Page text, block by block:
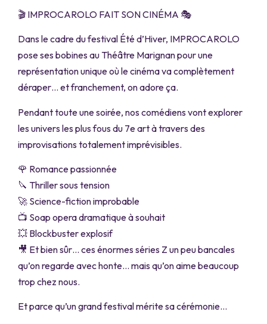
🎬 IMPROCAROLO FAIT SON CINÉMA 🎭
Dans le cadre du festival Été d’Hiver, IMPROCAROLO
pose ses bobines au Théâtre Marignan pour une
représentation unique où le cinéma va complètement
déraper… et franchement, on adore ça.
Pendant toute une soirée, nos comédiens vont explorer
les univers les plus fous du 7e art à travers des
improvisations totalement imprévisibles.
🌹 Romance passionnée
🔪 Thriller sous tension
🚀 Science-fiction improbable
📺 Soap opera dramatique à souhait
💥 Blockbuster explosif
🎥 Et bien sûr… ces énormes séries Z un peu bancales
qu’on regarde avec honte… mais qu’on aime beaucoup
trop chez nous.
Et parce qu’un grand festival mérite sa cérémonie…